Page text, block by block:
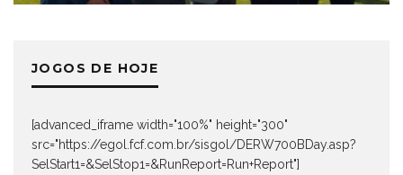
JOGOS DE HOJE
[advanced_iframe width="100%" height="300"
src="https://egol.fcf.com.br/sisgol/DERW700BDay.asp?
SelStart1=&SelStop1=&RunReport=Run+Report"]